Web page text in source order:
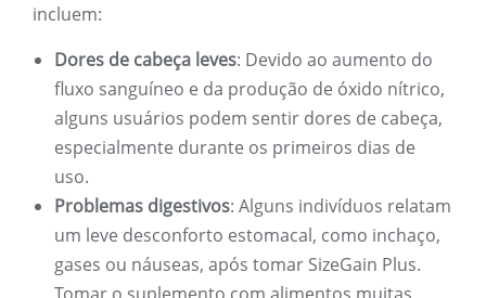
incluem:
Dores de cabeça leves: Devido ao aumento do
fluxo sanguíneo e da produção de óxido nítrico,
alguns usuários podem sentir dores de cabeça,
especialmente durante os primeiros dias de
uso.
Problemas digestivos: Alguns indivíduos relatam
um leve desconforto estomacal, como inchaço,
gases ou náuseas, após tomar SizeGain Plus.